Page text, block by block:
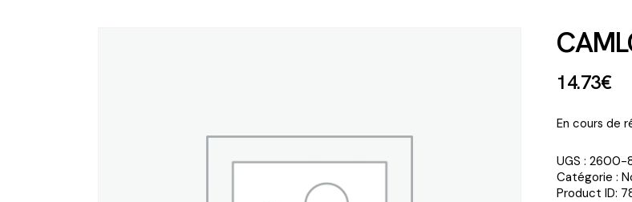
14.73€
En cours de
UGS : 2600-
Catégorie :
Product ID: